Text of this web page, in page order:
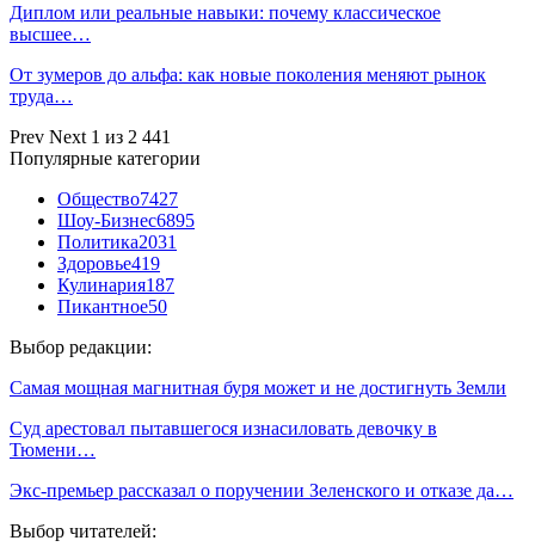
Диплом или реальные навыки: почему классическое
высшее…
От зумеров до альфа: как новые поколения меняют рынок
труда…
Prev Next 1 из 2 441
Популярные категории
Общество7427
Шоу-Бизнес6895
Политика2031
Здоровье419
Кулинария187
Пикантное50
Выбор редакции:
Самая мощная магнитная буря может и не достигнуть Земли
Суд арестовал пытавшегося изнасиловать девочку в
Тюмени…
Экс-премьер рассказал о поручении Зеленского и отказе да…
Выбор читателей: